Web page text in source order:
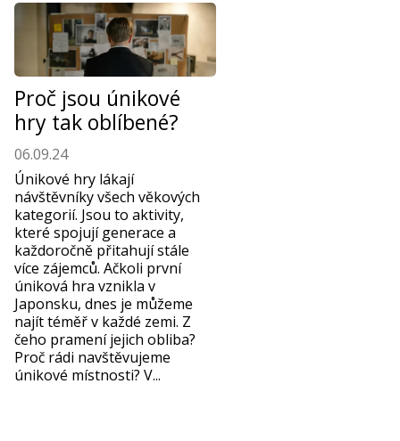
Proč jsou únikové
hry tak oblíbené?
06.09.24
Únikové hry lákají
návštěvníky všech věkových
kategorií. Jsou to aktivity,
které spojují generace a
každoročně přitahují stále
více zájemců. Ačkoli první
úniková hra vznikla v
Japonsku, dnes je můžeme
najít téměř v každé zemi. Z
čeho pramení jejich obliba?
Proč rádi navštěvujeme
únikové místnosti? V...